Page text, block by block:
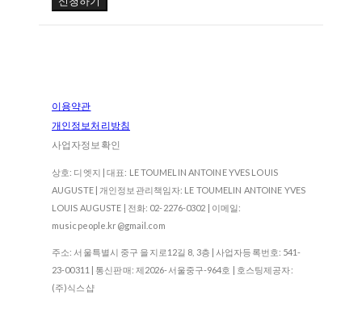
이용약관
개인정보처리방침
사업자정보확인
상호: 디엣지 | 대표: LE TOUMELIN ANTOINE YVES LOUIS
AUGUSTE | 개인정보관리책임자: LE TOUMELIN ANTOINE YVES
LOUIS AUGUSTE | 전화: 02-2276-0302 | 이메일:
musicpeople.kr@gmail.com
주소: 서울특별시 중구 을지로12길 8, 3층 | 사업자등록번호: 541-
23-00311 | 통신판매: 제2026-서울중구-964호 | 호스팅제공자:
(주)식스샵